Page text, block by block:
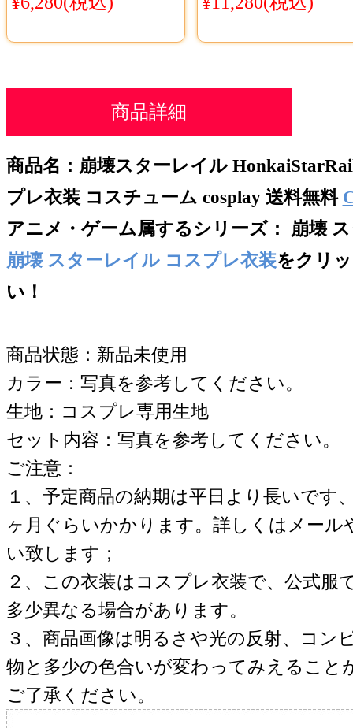
商品詳細
商品名：崩壊スターレイル
プレ衣装 コスチューム cosplay送料無料
アニメ・ゲーム属するシリーズ： 崩壊
崩壊 スターレイル コスプレ衣装をクリ
い！
商品状態：新品未使用
カラー：写真を参考してください。
生地：コスプレ専用生地
セット内容：写真を参考してください。
ご注意：
１、予定商品の納期は平日より長いです
ヶ月ぐらいかかります。詳しくはメール
い致します；
２、この衣装はコスプレ衣装で、公式服
多少異なる場合があります。
３、商品画像は明るさや光の反射、コン
物と多少の色合いが変わってみえること
ご了承ください。